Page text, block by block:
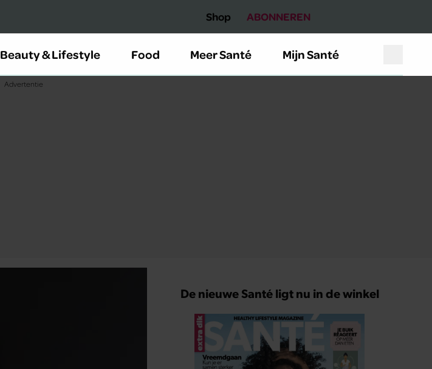
Shop ABONNEREN
Beauty & Lifestyle Food Meer Santé Mijn Santé
De nieuwe Santé ligt nu in de winkel